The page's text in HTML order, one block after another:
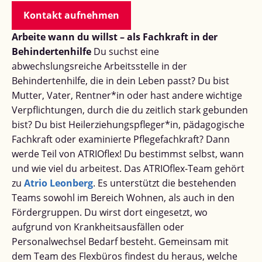
Kontakt aufnehmen
Arbeite wann du willst – als Fachkraft in der
Behindertenhilfe Du suchst eine
abwechslungsreiche Arbeitsstelle in der
Behindertenhilfe, die in dein Leben passt? Du bist
Mutter, Vater, Rentner*in oder hast andere wichtige
Verpflichtungen, durch die du zeitlich stark gebunden
bist? Du bist Heilerziehungspfleger*in, pädagogische
Fachkraft oder examinierte Pflegefachkraft? Dann
werde Teil von ATRIOflex! Du bestimmst selbst, wann
und wie viel du arbeitest. Das ATRIOflex-Team gehört
zu Atrio Leonberg. Es unterstützt die bestehenden
Teams sowohl im Bereich Wohnen, als auch in den
Fördergruppen. Du wirst dort eingesetzt, wo
aufgrund von Krankheitsausfällen oder
Personalwechsel Bedarf besteht. Gemeinsam mit
dem Team des Flexbüros findest du heraus, welche